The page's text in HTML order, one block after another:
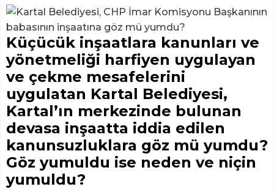
Küçücük inşaatlara kanunları ve
yönetmeliği harfiyen uygulayan
ve çekme mesafelerini
uygulatan Kartal Belediyesi,
Kartal’ın merkezinde bulunan
devasa inşaatta iddia edilen
kanunsuzluklara göz mü yumdu?
Göz yumuldu ise neden ve niçin
yumuldu?